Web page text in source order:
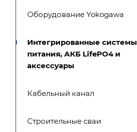
Оборудование Yokogawa
Интегрированные системы
питания, АКБ LifePO4 и
аксессуары
Кабельный канал
Строительные сваи